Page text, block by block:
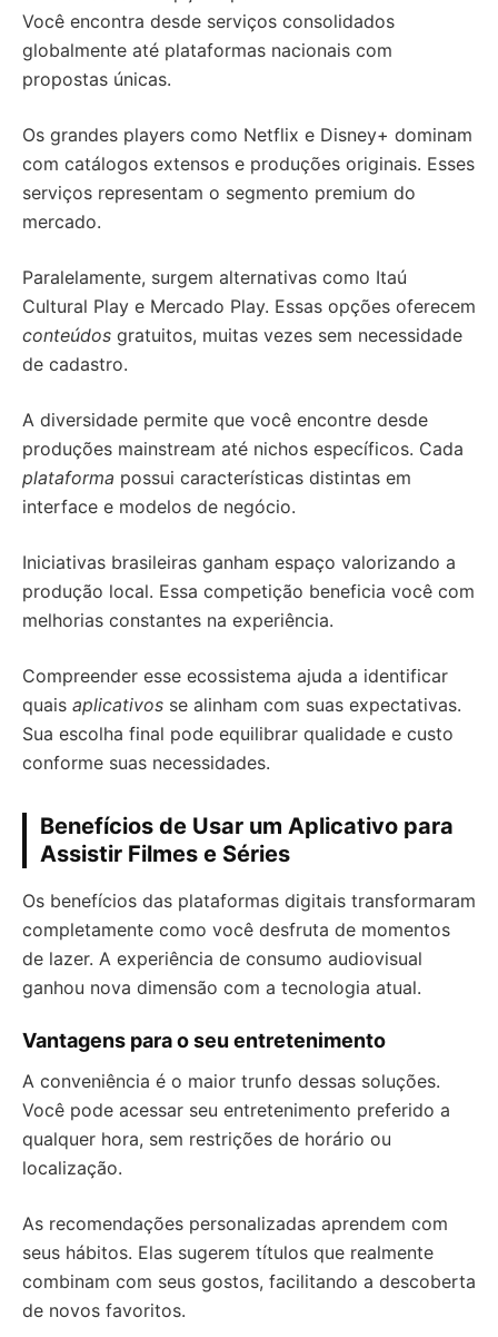
Você encontra desde serviços consolidados
globalmente até plataformas nacionais com
propostas únicas.
Os grandes players como Netflix e Disney+ dominam
com catálogos extensos e produções originais. Esses
serviços representam o segmento premium do
mercado.
Paralelamente, surgem alternativas como Itaú
Cultural Play e Mercado Play. Essas opções oferecem
conteúdos gratuitos, muitas vezes sem necessidade
de cadastro.
A diversidade permite que você encontre desde
produções mainstream até nichos específicos. Cada
plataforma possui características distintas em
interface e modelos de negócio.
Iniciativas brasileiras ganham espaço valorizando a
produção local. Essa competição beneficia você com
melhorias constantes na experiência.
Compreender esse ecossistema ajuda a identificar
quais aplicativos se alinham com suas expectativas.
Sua escolha final pode equilibrar qualidade e custo
conforme suas necessidades.
Benefícios de Usar um Aplicativo para
Assistir Filmes e Séries
Os benefícios das plataformas digitais transformaram
completamente como você desfruta de momentos
de lazer. A experiência de consumo audiovisual
ganhou nova dimensão com a tecnologia atual.
Vantagens para o seu entretenimento
A conveniência é o maior trunfo dessas soluções.
Você pode acessar seu entretenimento preferido a
qualquer hora, sem restrições de horário ou
localização.
As recomendações personalizadas aprendem com
seus hábitos. Elas sugerem títulos que realmente
combinam com seus gostos, facilitando a descoberta
de novos favoritos.